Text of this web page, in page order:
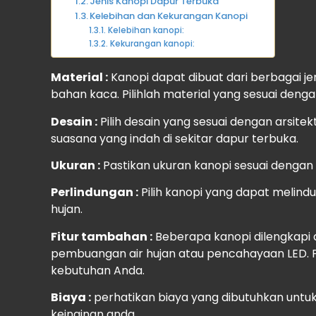
Kelebihan dan Kekurangan Kanopi
Kelebihan kanopi:
Kekurangan kanopi:
Material : Kanopi dapat dibuat dari berbagai
bahan kaca. Pilihlah material yang sesuai
Desain : Pilih desain yang sesuai dengan
suasana yang indah di sekitar dapur terbuka.
Ukuran : Pastikan ukuran kanopi sesuai
Perlindungan : Pilih kanopi yang dapat
hujan.
Fitur tambahan : Beberapa kanopi
pembuangan air hujan atau pencahayaan
kebutuhan Anda.
Biaya : perhatikan biaya yang dibutuhkan